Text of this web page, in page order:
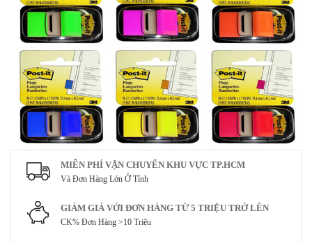
MIỄN PHÍ VẬN CHUYỂN KHU VỰC TP.HCM
Và Đơn Hàng Lớn Ở Tỉnh
GIẢM GIÁ VỚI ĐƠN HÀNG TỪ 5 TRIỆU TRỞ LÊN
CK% Đơn Hàng >10 Triệu